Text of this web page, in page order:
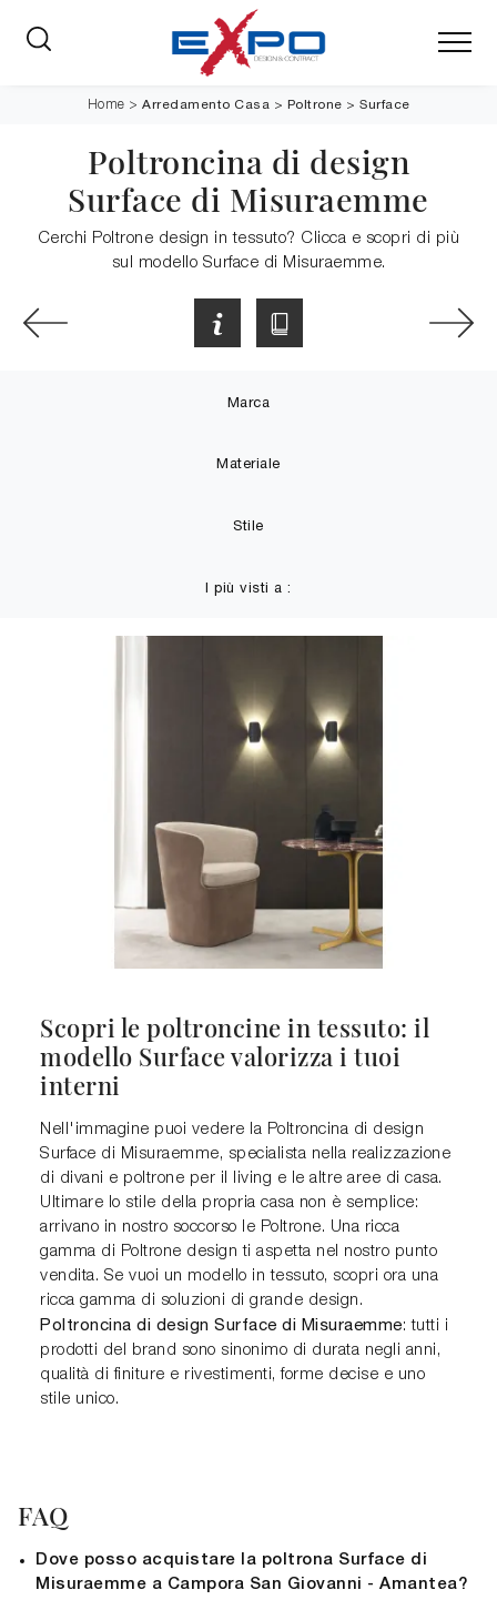
Home > Arredamento Casa > Poltrone > Surface
Poltroncina di design
Surface di Misuraemme
Cerchi Poltrone design in tessuto? Clicca e scopri di più
sul modello Surface di Misuraemme.
Marca
Materiale
Stile
I più visti a :
Scopri le poltroncine in tessuto: il
modello Surface valorizza i tuoi
interni
Nell'immagine puoi vedere la Poltroncina di design
Surface di Misuraemme, specialista nella realizzazione
di divani e poltrone per il living e le altre aree di casa.
Ultimare lo stile della propria casa non è semplice:
arrivano in nostro soccorso le Poltrone. Una ricca
gamma di Poltrone design ti aspetta nel nostro punto
vendita. Se vuoi un modello in tessuto, scopri ora una
ricca gamma di soluzioni di grande design.
Poltroncina di design Surface di Misuraemme: tutti i
prodotti del brand sono sinonimo di durata negli anni,
qualità di finiture e rivestimenti, forme decise e uno
stile unico.
FAQ
Dove posso acquistare la poltrona Surface di
Misuraemme a Campora San Giovanni - Amantea?